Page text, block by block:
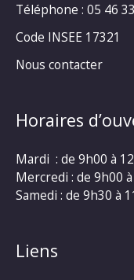
Téléphone : 05 46
Code INSEE 17321
Nous contacter
Horaires
Mardi : de 9h00 à
Mercredi : de 9h00
Samedi : de 9h30 à
Liens